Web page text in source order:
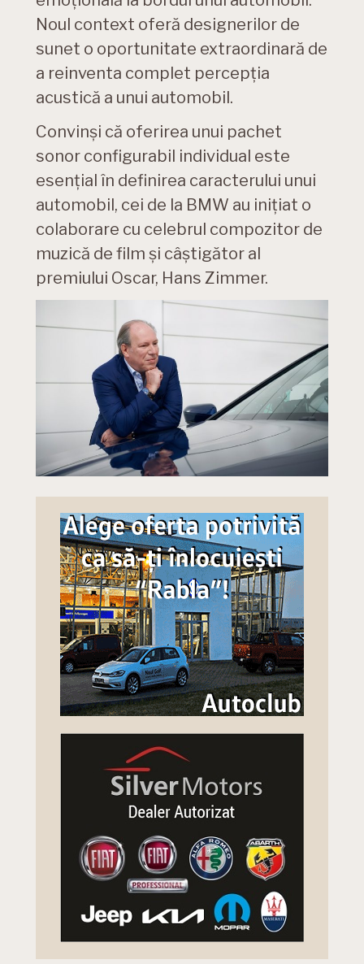
Noul context oferă designerilor de
sunet o oportunitate extraordinară de
a reinventa complet percepţia
acustică a unui automobil.
Convinși că oferirea unui pachet
sonor configurabil individual este
esențial în definirea caracterului unui
automobil, cei de la BMW au inițiat o
colaborare cu celebrul compozitor de
muzică de film şi câştigător al
premiului Oscar, Hans Zimmer.